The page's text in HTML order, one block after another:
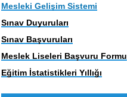
Mesleki Gelişim Sistemi
Sınav Duyuruları
Sınav Başvuruları
Meslek Liseleri Başvuru Formu
Eğitim İstatistikleri Yıllığı